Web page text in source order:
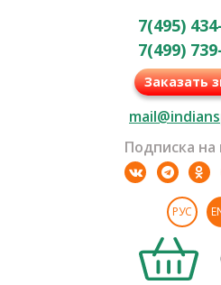
7(495)
7(499)
Заказать
Подписка на
РУС